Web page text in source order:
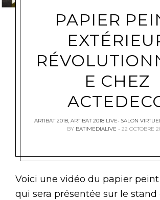
PAPIER
E CHEZ
ARTIBAT 2018, ARTIBAT 2018 LIVE- SALON
BY BATIMEDIALIVE 22 OCTOBRE
Voici une vidéo du papier
qui sera présentée sur le stand